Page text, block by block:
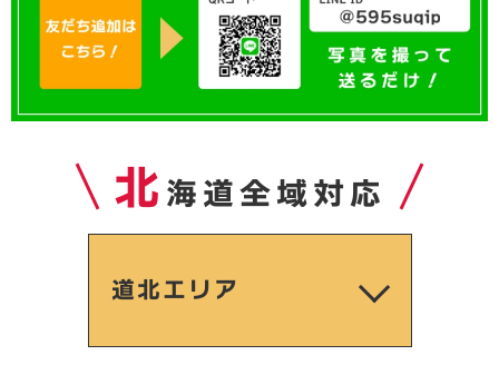
北 海道全域対応
道北エリア